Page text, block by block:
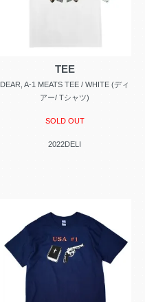
TEE
DEAR, A-1 MEATS TEE / WHITE (ディ
アー/ Tシャツ)
SOLD OUT
2022DELI